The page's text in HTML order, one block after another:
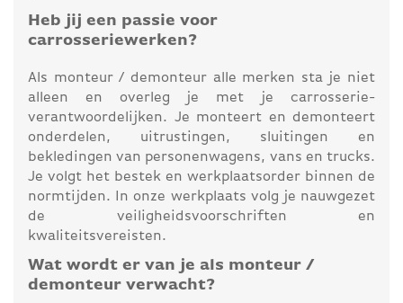
Heb jij een passie voor
carrosseriewerken?
Als monteur / demonteur alle merken sta je niet
alleen en overleg je met je carrosserie-
verantwoordelijken. Je monteert en demonteert
onderdelen, uitrustingen, sluitingen en
bekledingen van personenwagens, vans en trucks.
Je volgt het bestek en werkplaatsorder binnen de
normtijden. In onze werkplaats volg je nauwgezet
de veiligheidsvoorschriften en
kwaliteitsvereisten.
Wat wordt er van je als monteur /
demonteur verwacht?